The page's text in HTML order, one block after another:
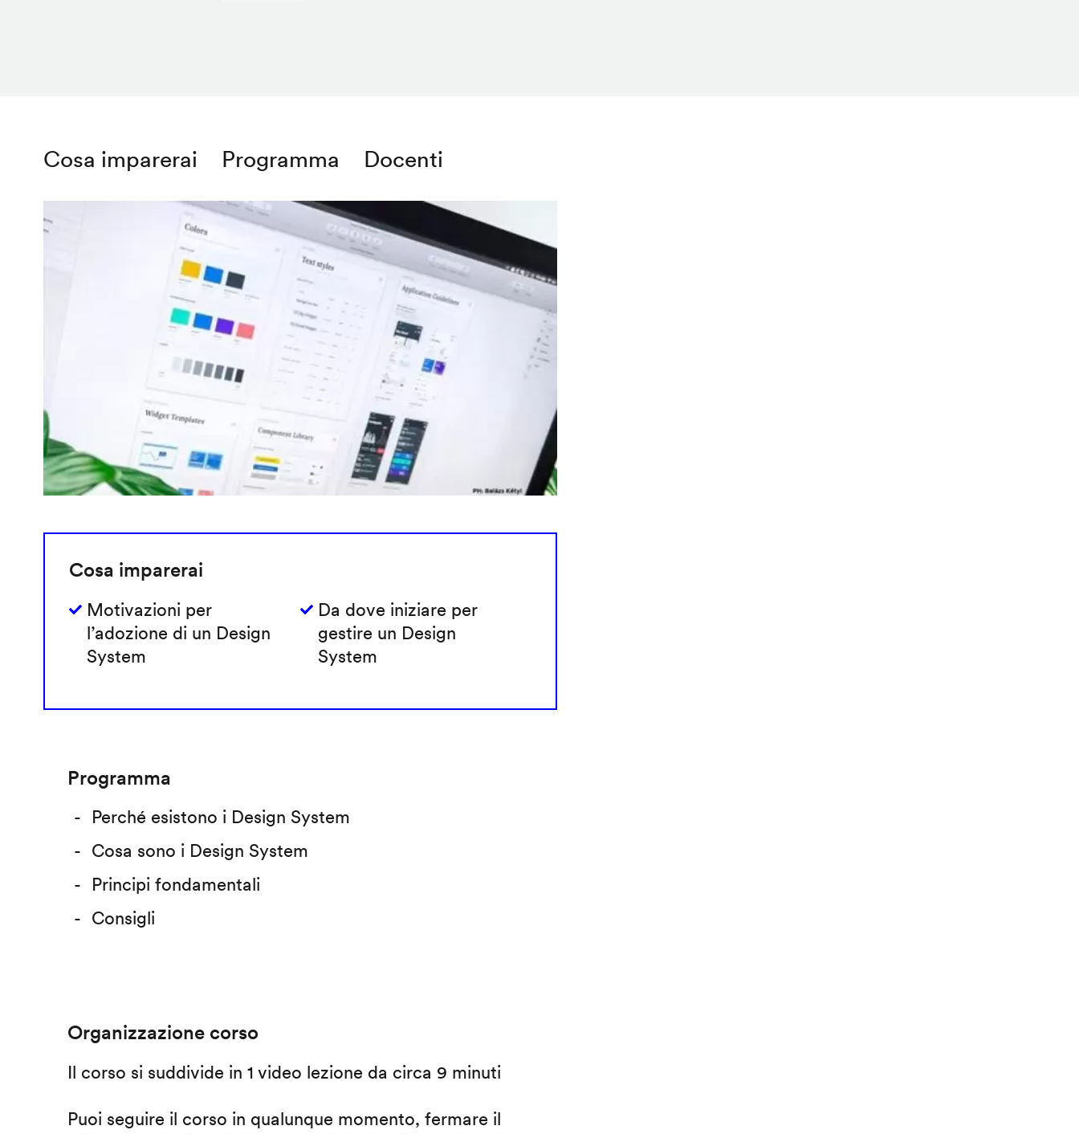
Cosa imparerai Programma Docenti
Cosa imparerai
Motivazioni per
l’adozione di un Design
System
Da dove iniziare per
gestire un Design
System
Programma
Perché esistono i Design System
Cosa sono i Design System
Principi fondamentali
Consigli
Organizzazione corso
Il corso si suddivide in 1 video lezione da circa 9 minuti
Puoi seguire il corso in qualunque momento, fermare il